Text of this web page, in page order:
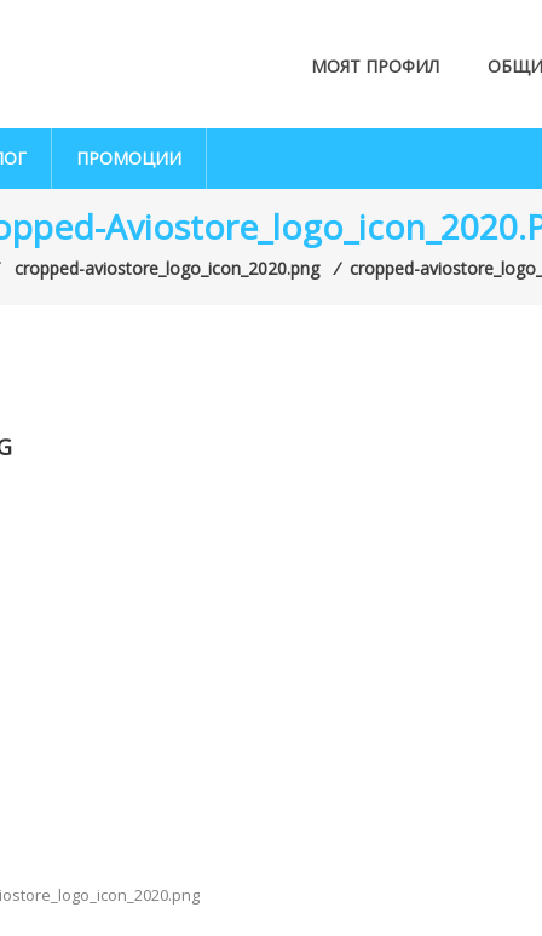
МОЯТ ПРОФИЛ ОБЩИ
ПРОМОЦИИ
cropped-aviostore_logo_icon_2020.png ⁄ cropped-